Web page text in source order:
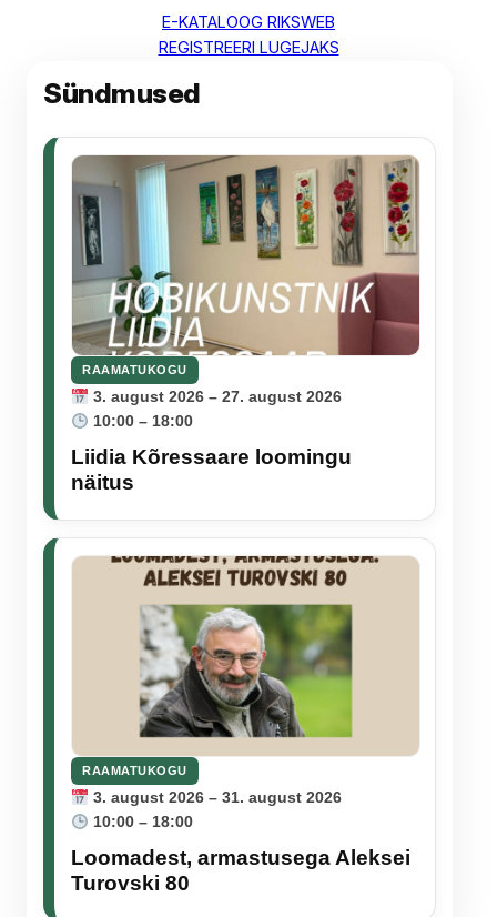
E-KATALOOG RIKSWEB
REGISTREERI LUGEJAKS
Sündmused
RAAMATUKOGU
3. august 2026 – 27. august 2026
10:00 – 18:00
Liidia Kõressaare loomingu
näitus
RAAMATUKOGU
3. august 2026 – 31. august 2026
10:00 – 18:00
Loomadest, armastusega Aleksei
Turovski 80